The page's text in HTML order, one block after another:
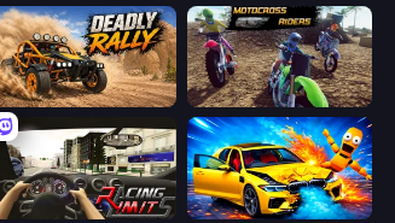
Deadly Rally MotoCross Riders
Racing Limits BMG: Ragdoll Playground